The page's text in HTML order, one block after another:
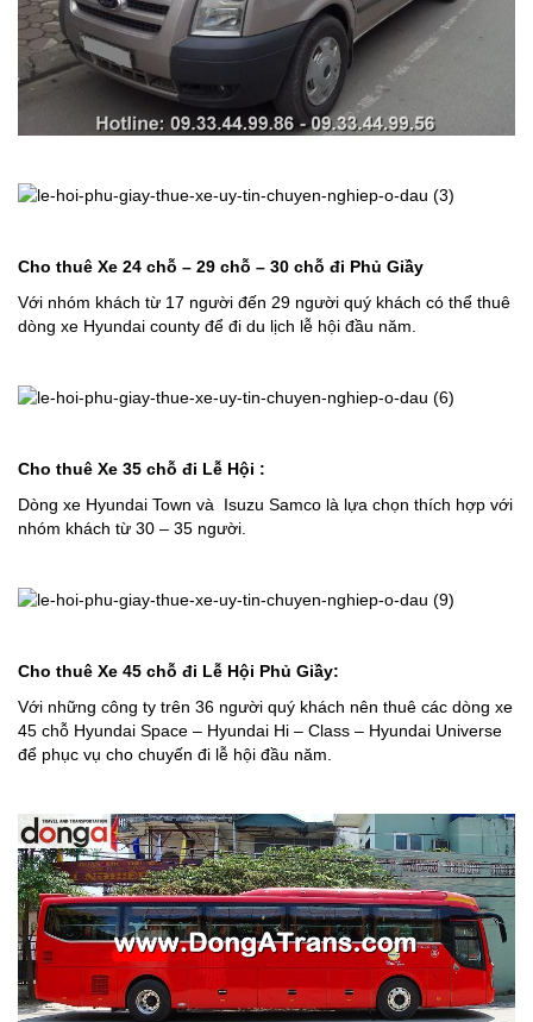
Cho thuê Xe 24 chỗ – 29 chỗ – 30 chỗ đi Phủ Giầy
Với nhóm khách từ 17 người đến 29 người quý khách có thể thuê
dòng xe Hyundai county để đi du lịch lễ hội đầu năm.
Cho thuê Xe 35 chỗ đi Lễ Hội :
Dòng xe Hyundai Town và Isuzu Samco là lựa chọn thích hợp với
nhóm khách từ 30 – 35 người.
Cho thuê Xe 45 chỗ đi Lễ Hội Phủ Giầy:
Với những công ty trên 36 người quý khách nên thuê các dòng xe
45 chỗ Hyundai Space – Hyundai Hi – Class – Hyundai Universe
để phục vụ cho chuyến đi lễ hội đầu năm.